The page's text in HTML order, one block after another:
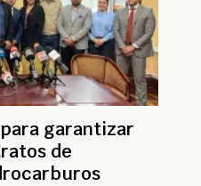
garantizar
de